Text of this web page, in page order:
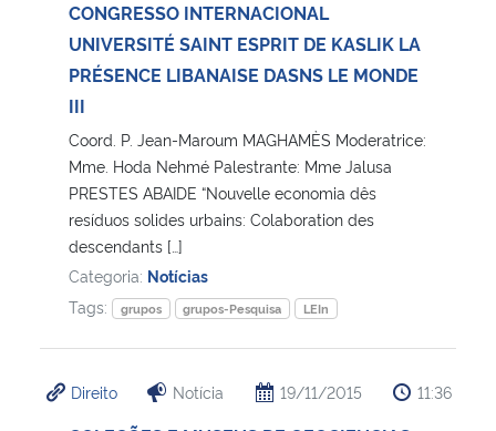
CONGRESSO INTERNACIONAL
UNIVERSITÉ SAINT ESPRIT DE KASLIK LA
PRÉSENCE LIBANAISE DASNS LE MONDE
III
Coord. P. Jean-Maroum MAGHAMÈS Moderatrice:
Mme. Hoda Nehmé Palestrante: Mme Jalusa
PRESTES ABAIDE “Nouvelle economia dês
resíduos solides urbains: Colaboration des
descendants […]
Categoria: Notícias
Tags:
grupos grupos-Pesquisa LEIn
Direito Notícia 19/11/2015 11:36